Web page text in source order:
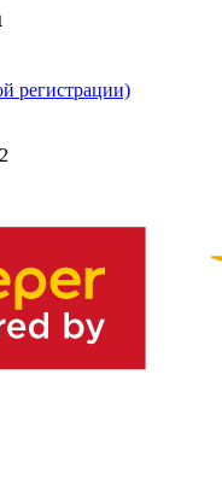
регистрации)